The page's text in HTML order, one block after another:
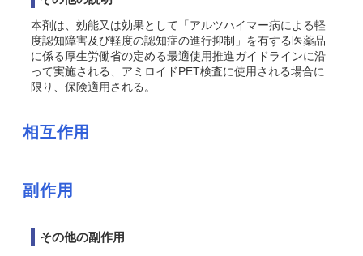
本剤は、効能又は効果として「アルツハイマー病による軽
度認知障害及び軽度の認知症の進行抑制」を有する医薬品
に係る厚生労働省の定める最適使用推進ガイドラインに沿
って実施される、アミロイドPET検査に使用される場合に
限り、保険適用される。
相互作用
副作用
その他の副作用